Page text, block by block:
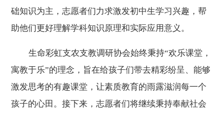
础知识为主，志愿者们力求激发初中生学习兴趣，帮
助他们更好理解学科知识原理和实际应用意义。
生命彩虹支农支教调研协会始终秉持“欢乐课堂，
寓教于乐”的理念，旨在给孩子们带去精彩纷呈、能够
激发思考的有趣课堂，让素质教育的雨露滋润每一个
孩子的心田。接下来，志愿者们将继续秉持奉献社会